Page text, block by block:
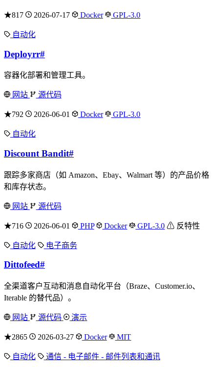
★817 2026-07-17 Docker GPL-3.0
自动化
Deployrr#
容器化部署和管理工具。
网站 源代码
★792 2026-06-01 Docker GPL-3.0
自动化
Discount Bandit#
跟踪多家商店（如 Amazon、Ebay、Walmart 等）的产品价格
和库存状态。
网站 源代码
★716 2026-06-01 PHP Docker GPL-3.0 ⚠ 反特性
自动化 电子商务
Dittofeed#
全渠道客户互动和消息自动化平台（Braze、Customer.io、
Iterable 的替代品）。
网站 源代码 演示
★2865 2026-03-27 Docker MIT
自动化 通信 - 电子邮件 - 邮件列表和通讯